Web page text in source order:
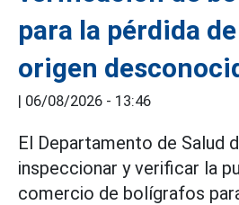
para la pérdida
origen
| 06/08/2026 - 13:46
El Departamento de Salud
inspeccionar y verificar la
comercio de bolígrafos